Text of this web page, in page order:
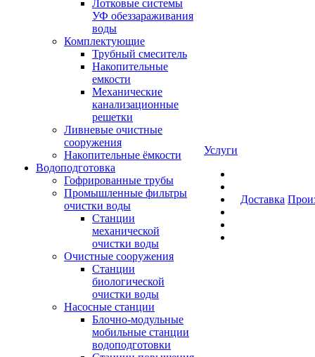
Лотковые системы
УФ обеззараживания
воды
Комплектующие
Трубный смеситель
Накопительные
емкости
Механические
канализационные
решетки
Ливневые очистные
сооружения
Накопительные ёмкости
Водоподготовка
Гофрированные трубы
Промышленные фильтры
очистки воды
Станции
механической
очистки воды
Очистные сооружения
Станции
биологической
очистки воды
Насосные станции
Блочно-модульные
мобильные станции
водоподготовки
Услуги
Доставка